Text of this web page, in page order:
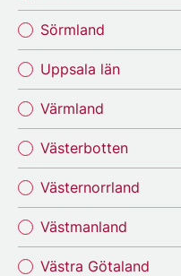
Sörmland
Uppsala län
Värmland
Västerbotten
Västernorrland
Västmanland
Västra Götaland